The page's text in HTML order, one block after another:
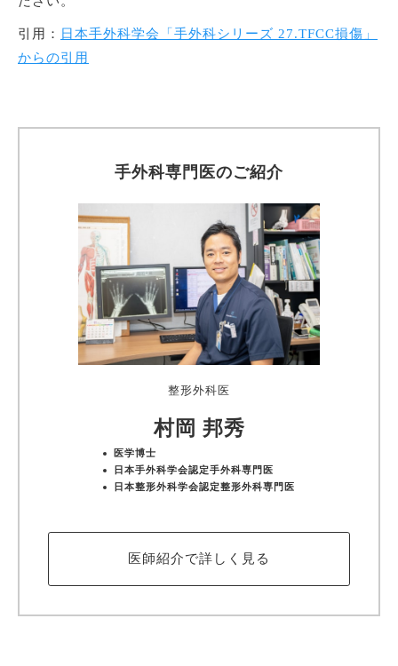
引用：
日本手外科学会「手外科シリーズ 27.TFCC損傷」
からの引用
手外科専門医のご紹介
整形外科医
村岡 邦秀
医学博士
日本手外科学会認定手外科専門医
日本整形外科学会認定整形外科専門医
医師紹介で詳しく見る